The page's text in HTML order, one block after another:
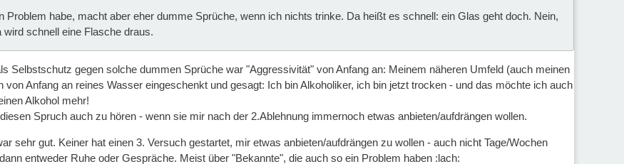
Problem habe, macht aber eher dumme Sprüche, wenn ich nichts trinke. Da heißt es schnell: ein Glas geht doch. Nein,
wird schnell eine Flasche draus.
Selbstschutz gegen solche dummen Sprüche war "Aggressivität" von Anfang an: Meinem näheren Umfeld (auch meinen
von Anfang an reines Wasser eingeschenkt und gesagt: Ich bin Alkoholiker, ich bin jetzt trocken - und das möchte ich auch
Alkohol mehr!
Spruch auch zu hören - wenn sie mir nach der 2.Ablehnung immernoch etwas anbieten/aufdrängen wollen.
sehr gut. Keiner hat einen 3. Versuch gestartet, mir etwas anbieten/aufdrängen zu wollen - auch nicht Tage/Wochen
entweder Ruhe oder Gespräche. Meist über "Bekannte", die auch so ein Problem haben :lach: